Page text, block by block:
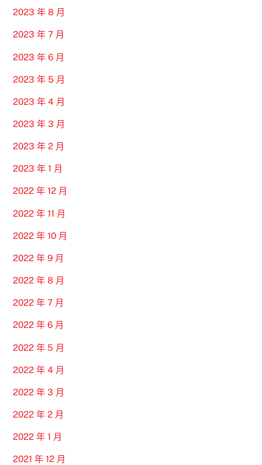
2023 年 8 月
2023 年 7 月
2023 年 6 月
2023 年 5 月
2023 年 4 月
2023 年 3 月
2023 年 2 月
2023 年 1 月
2022 年 12 月
2022 年 11 月
2022 年 10 月
2022 年 9 月
2022 年 8 月
2022 年 7 月
2022 年 6 月
2022 年 5 月
2022 年 4 月
2022 年 3 月
2022 年 2 月
2022 年 1 月
2021 年 12 月